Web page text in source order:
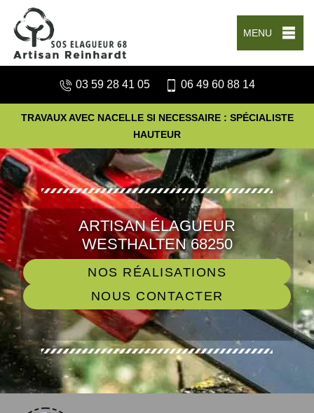
MENU
03 59 28 41 05 06 49 60 88 14
TRAVAUX AVEC NACELLE SI NECESSAIRE : SPÉCIALISTE
HAUTEUR
ARTISAN ÉLAGUEUR
WESTHALTEN 68250
NOS RÉALISATIONS
NOUS CONTACTER